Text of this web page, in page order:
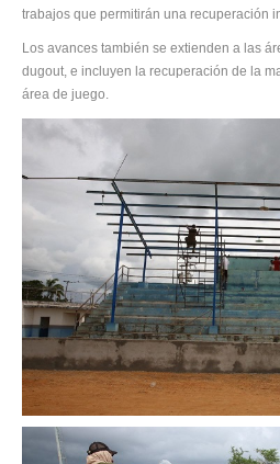
trabajos que permitirán una recuperación
Los avances también se extienden a las
dugout, e incluyen la recuperación de la
área de juego.